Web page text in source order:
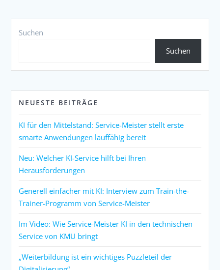
Suchen
Suchen
NEUESTE BEITRÄGE
KI für den Mittelstand: Service-Meister stellt erste
smarte Anwendungen lauffähig bereit
Neu: Welcher KI-Service hilft bei Ihren
Herausforderungen
Generell einfacher mit KI: Interview zum Train-the-
Trainer-Programm von Service-Meister
Im Video: Wie Service-Meister KI in den technischen
Service von KMU bringt
„Weiterbildung ist ein wichtiges Puzzleteil der